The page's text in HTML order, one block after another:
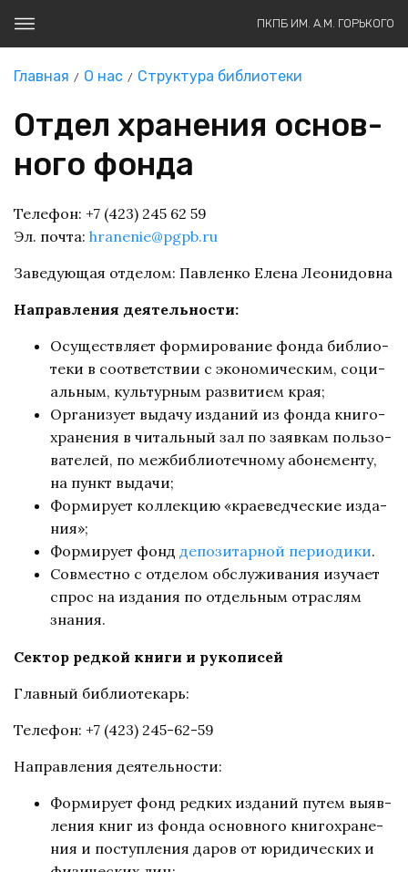
ПКПБ ИМ. А.М. ГОРЬКОГО
Главная О нас Структура библиотеки
От­дел хра­не­ния ос­нов­
но­го фон­да
Телефон: +7 (423) 245 62 59
Эл. почта: hranenie@pgpb.ru
Заведующая отделом: Павленко Елена Леонидовна
Направления деятельности:
Осу­ществ­ля­ет фор­ми­ро­ва­ние фон­да биб­лио­
те­ки в со­от­вет­ствии с эко­но­ми­че­ским, со­ци­
аль­ным, куль­тур­ным раз­ви­ти­ем края;
Ор­га­ни­зу­ет вы­да­чу из­да­ний из фон­да кни­го­
хра­не­ния в чи­таль­ный зал по за­яв­кам поль­зо­
ва­те­лей, по меж­биб­лио­теч­но­му або­не­мен­ту,
на пункт вы­да­чи;
Фор­ми­ру­ет кол­лек­цию «кра­е­вед­че­ские из­да­
ния»;
Формирует фонд депозитарной периодики.
Сов­мест­но с от­де­лом об­слу­жи­ва­ния изу­ча­ет
спрос на из­да­ния по от­дель­ным от­рас­лям
зна­ния.
Сектор редкой книги и рукописей
Глав­ный биб­лио­те­карь:
Телефон: +7 (423) 245-62-59
Направления деятельности:
Фор­ми­ру­ет фонд ред­ких из­да­ний пу­тем вы­яв­
ле­ния книг из фон­да ос­нов­но­го кни­го­хра­не­
ния и по­ступ­ле­ния да­ров от юри­ди­че­ских и